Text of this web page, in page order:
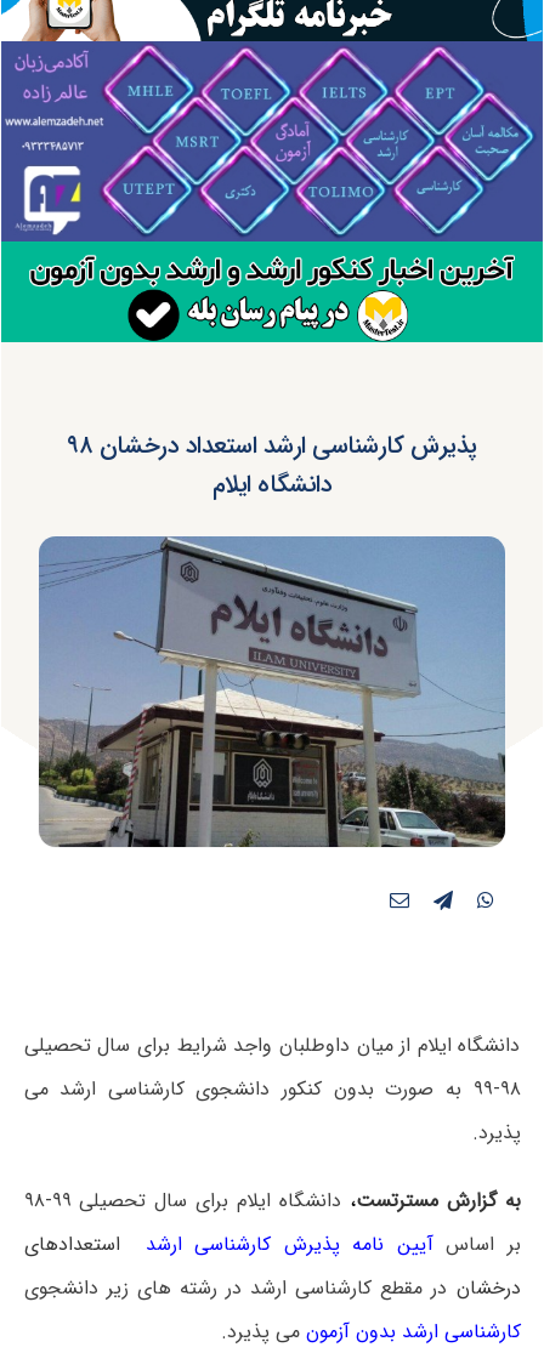
پذیرش کارشناسی ارشد استعداد درخشان ۹۸
دانشگاه ایلام
دانشگاه ایلام از میان داوطلبان واجد شرایط برای سال تحصیلی
۹۸-۹۹ به صورت بدون کنکور دانشجوی کارشناسی ارشد می
پذیرد.
به گزارش مسترتست،
دانشگاه ایلام برای سال تحصیلی ۹۹-۹۸
بر اساسآیین ­نامه پذیرش کارشناسی ارشد
استعدادهای
درخشان در مقطع کارشناسی ارشد در رشته های زیر دانشجوی
کارشناسی ارشد بدون آزمون می پذیرد.